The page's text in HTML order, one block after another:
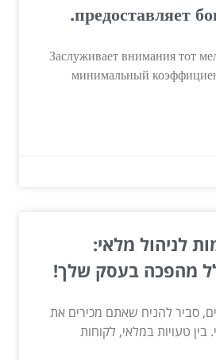
предоставляет
Заслуживает внимания тот
минимальный
לניהול מלאי:
מהפכה בעסק שלך!
סביר להניח שאתם מכירים את
טעויות במלאי, לקוחות